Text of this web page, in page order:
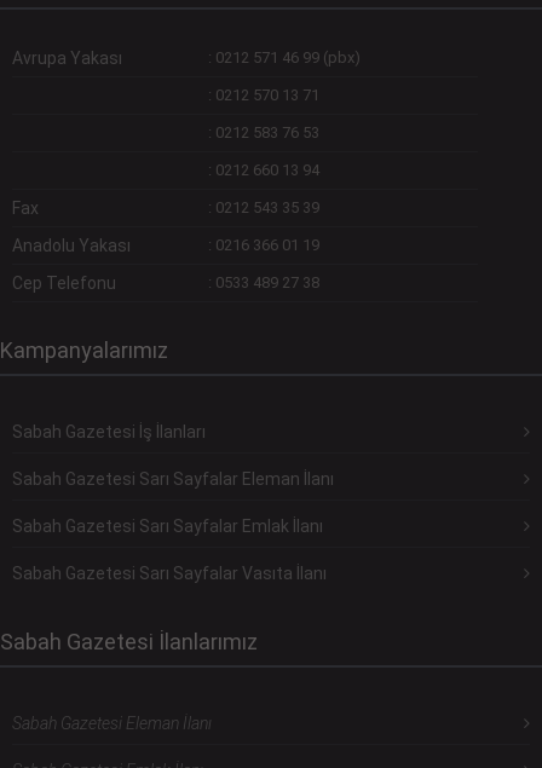
Avrupa Yakası : 0212 571 46 99 (pbx)
: 0212 570 13 71
: 0212 583 76 53
: 0212 660 13 94
Fax : 0212 543 35 39
Anadolu Yakası : 0216 366 01 19
Cep Telefonu : 0533 489 27 38
Kampanyalarımız
Sabah Gazetesi İş İlanları
Sabah Gazetesi Sarı Sayfalar Eleman İlanı
Sabah Gazetesi Sarı Sayfalar Emlak İlanı
Sabah Gazetesi Sarı Sayfalar Vasıta İlanı
Sabah Gazetesi İlanlarımız
Sabah Gazetesi Eleman İlanı